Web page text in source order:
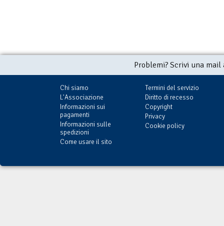
Problemi? Scrivi una
Chi siamo
L'Associazione
Informazioni sui
pagamenti
Informazioni sulle
spedizioni
Come usare il sito
Termini del servizio
Diritto di recesso
Copyright
Privacy
Cookie policy